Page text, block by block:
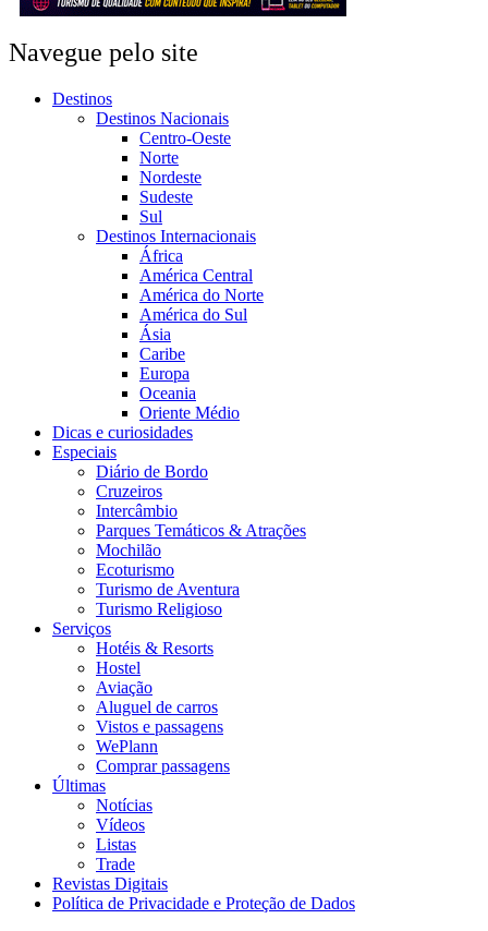
Navegue pelo site
Destinos
Destinos Nacionais
Centro-Oeste
Norte
Nordeste
Sudeste
Sul
Destinos Internacionais
África
América Central
América do Norte
América do Sul
Ásia
Caribe
Europa
Oceania
Oriente Médio
Dicas e curiosidades
Especiais
Diário de Bordo
Cruzeiros
Intercâmbio
Parques Temáticos & Atrações
Mochilão
Ecoturismo
Turismo de Aventura
Turismo Religioso
Serviços
Hotéis & Resorts
Hostel
Aviação
Aluguel de carros
Vistos e passagens
WePlann
Comprar passagens
Últimas
Notícias
Vídeos
Listas
Trade
Revistas Digitais
Política de Privacidade e Proteção de Dados